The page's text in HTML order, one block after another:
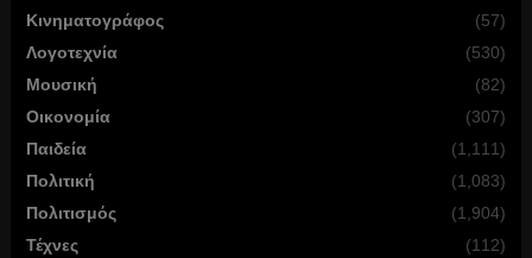
Κινηματογράφος
(57)
Λογοτεχνία
(530)
Μουσική
(82)
Οικονομία
(307)
Παιδεία
(1,111)
Πολιτική
(1,083)
Πολιτισμός
(1,904)
Τέχνες
(112)